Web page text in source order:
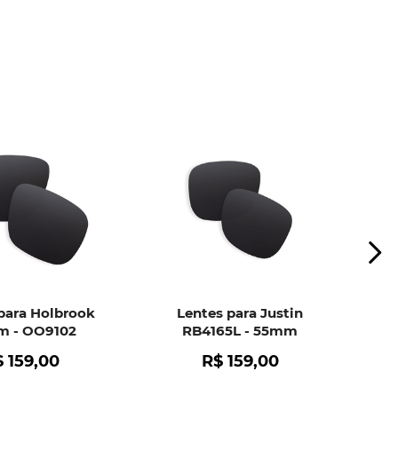
Holbrook
- OO9102
159,00
Lentes para Justin
RB4165L - 55mm
R$ 159,00